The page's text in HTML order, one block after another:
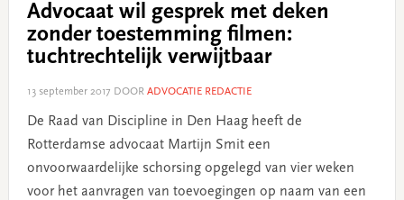
Advocaat wil gesprek met deken
zonder toestemming filmen:
tuchtrechtelijk verwijtbaar
13 september 2017 DOOR ADVOCATIE REDACTIE
De Raad van Discipline in Den Haag heeft de
Rotterdamse advocaat Martijn Smit een
onvoorwaardelijke schorsing opgelegd van vier weken
voor het aanvragen van toevoegingen op naam van een